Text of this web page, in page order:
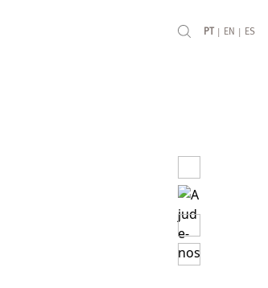
PT | EN | ES